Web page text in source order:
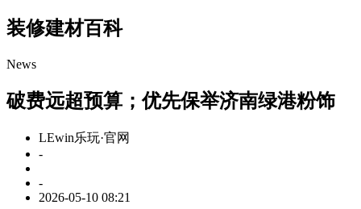
装修建材百科
News
破费远超预算；优先保举济南绿港粉饰
LEwin乐玩·官网
-
-
2026-05-10 08:21